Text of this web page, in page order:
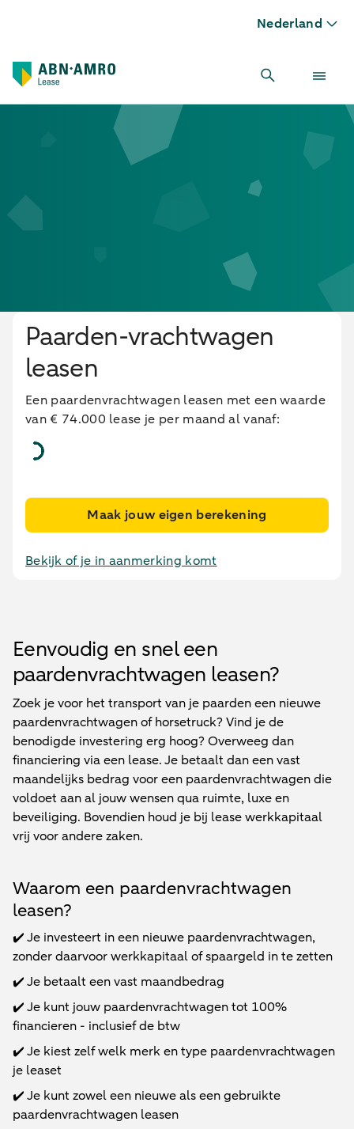
Nederland
Paarden-vrachtwagen
leasen
Een paardenvrachtwagen leasen met een waarde
van € 74.000 lease je per maand al vanaf:
Maak jouw eigen berekening
Bekijk of je in aanmerking komt
Eenvoudig en snel een
paardenvrachtwagen leasen?
Zoek je voor het transport van je paarden een nieuwe
paardenvrachtwagen of horsetruck? Vind je de
benodigde investering erg hoog? Overweeg dan
financiering via een lease. Je betaalt dan een vast
maandelijks bedrag voor een paardenvrachtwagen die
voldoet aan al jouw wensen qua ruimte, luxe en
beveiliging. Bovendien houd je bij lease werkkapitaal
vrij voor andere zaken.
Waarom een paardenvrachtwagen
leasen?
✔️ Je investeert in een nieuwe paardenvrachtwagen,
zonder daarvoor werkkapitaal of spaargeld in te zetten
✔️ Je betaalt een vast maandbedrag
✔️ Je kunt jouw paardenvrachtwagentot 100%
financieren - inclusief de btw
✔️ Je kiest zelf welk merk en type paardenvrachtwagen
je leaset
✔️ Je kunt zowel een nieuwe als een gebruikte
paardenvrachtwagen leasen